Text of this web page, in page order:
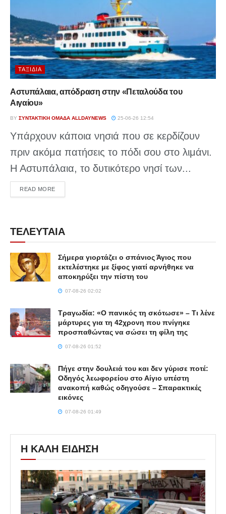
ΤΑΞΊΔΙΑ
Αστυπάλαια, απόδραση στην «Πεταλούδα του
Αιγαίου»
BY ΣΥΝΤΑΚΤΙΚΉ ΟΜΆΔΑ ALLDAYNEWS 25-06-26 12:54
Υπάρχουν κάποια νησιά που σε κερδίζουν
πριν ακόμα πατήσεις το πόδι σου στο λιμάνι.
Η Αστυπάλαια, το δυτικότερο νησί των...
READ MOREDETAILS
ΤΕΛΕΥΤΑΙΑ
Σήμερα γιορτάζει ο σπάνιος Άγιος που
εκτελέστηκε με ξίφος γιατί αρνήθηκε να
αποκηρύξει την πίστη του
07-08-26 02:02
Τραγωδία: «Ο πανικός τη σκότωσε» – Τι λένε
μάρτυρες για τη 42χρονη που πνίγηκε
προσπαθώντας να σώσει τη φίλη της
07-08-26 01:52
Πήγε στην δουλειά του και δεν γύρισε ποτέ:
Οδηγός λεωφορείου στο Αίγιο υπέστη
ανακοπή καθώς οδηγούσε – Σπαρακτικές
εικόνες
07-08-26 01:49
Η ΚΑΛΗ ΕΙΔΗΣΗ